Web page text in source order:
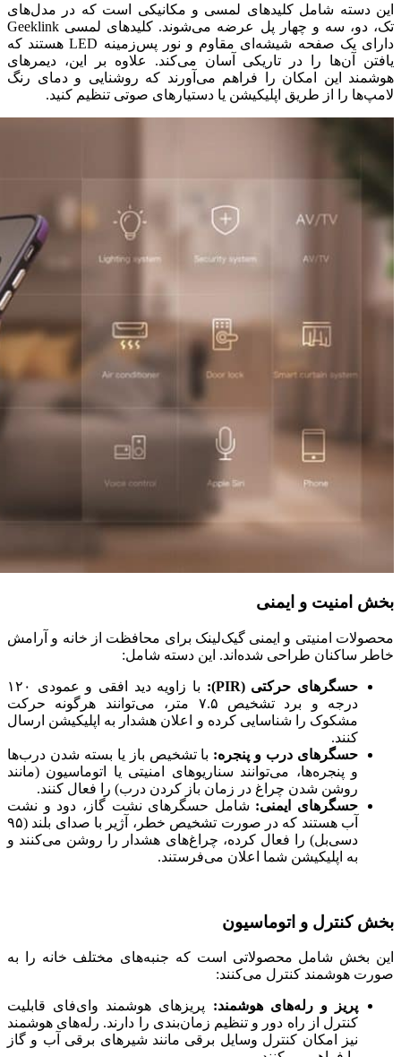
این دسته شامل کلیدهای لمسی و مکانیکی است که در مدل‌های
تک، دو، سه و چهار پل عرضه می‌شوند. کلیدهای لمسی Geeklink
دارای یک صفحه شیشه‌ای مقاوم و نور پس‌زمینه LED هستند که
یافتن آن‌ها را در تاریکی آسان می‌کند. علاوه بر این، دیمرهای
هوشمند این امکان را فراهم می‌آورند که روشنایی و دمای رنگ
لامپ‌ها را از طریق اپلیکیشن یا دستیارهای صوتی تنظیم کنید.
بخش امنیت و ایمنی
محصولات امنیتی و ایمنی گیک‌لینک برای محافظت از خانه و آرامش
خاطر ساکنان طراحی شده‌اند. این دسته شامل:
حسگرهای حرکتی (PIR):
با زاویه دید افقی و عمودی ۱۲۰
درجه و برد تشخیص ۷.۵ متر، می‌توانند هرگونه حرکت
مشکوک را شناسایی کرده و اعلان هشدار به اپلیکیشن ارسال
کنند.
حسگرهای درب و پنجره: با تشخیص باز یا بسته شدن درب‌ها
و پنجره‌ها، می‌توانند سناریوهای امنیتی یا اتوماسیون (مانند
روشن شدن چراغ در زمان باز کردن درب) را فعال کنند.
حسگرهای ایمنی: شامل حسگرهای نشت گاز، دود و نشت
آب هستند که در صورت تشخیص خطر، آژیر با صدای بلند (۹۵
دسی‌بل) را فعال کرده، چراغ‌های هشدار را روشن می‌کنند و
به اپلیکیشن شما اعلان می‌فرستند.
بخش کنترل و اتوماسیون
این بخش شامل محصولاتی است که جنبه‌های مختلف خانه را به
صورت هوشمند کنترل می‌کنند:
پریز و رله‌های هوشمند: پریزهای هوشمند وای‌فای قابلیت
کنترل از راه دور و تنظیم زمان‌بندی را دارند. رله‌های هوشمند
نیز امکان کنترل وسایل برقی مانند شیرهای برقی آب و گاز